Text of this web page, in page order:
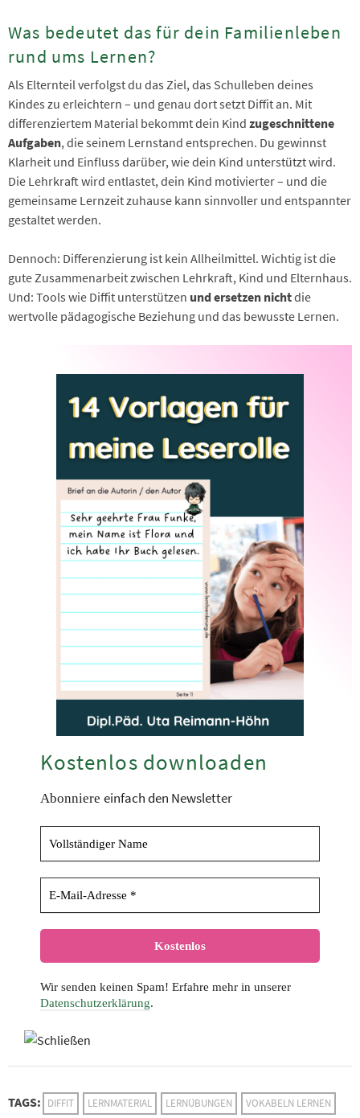
Was bedeutet das für dein Familienleben
rund ums Lernen?
Als Elternteil verfolgst du das Ziel, das Schulleben deines
Kindes zu erleichtern – und genau dort setzt Diffit an. Mit
differenziertem Material bekommt dein Kind zugeschnittene
Aufgaben, die seinem Lernstand entsprechen. Du gewinnst
Klarheit und Einfluss darüber, wie dein Kind unterstützt wird.
Die Lehrkraft wird entlastet, dein Kind motivierter – und die
gemeinsame Lernzeit zuhause kann sinnvoller und entspannter
gestaltet werden.
Dennoch: Differenzierung ist kein Allheilmittel. Wichtig ist die
gute Zusammenarbeit zwischen Lehrkraft, Kind und Elternhaus.
Und: Tools wie Diffit unterstützen und ersetzen nichtdie
wertvolle pädagogische Beziehung und das bewusste Lernen.
Kostenlos downloaden
Abonniere einfach den Newsletter
Wir senden keinen Spam! Erfahre mehr in unserer
Datenschutzerklärung.
TAGS: DIFFIT LERNMATERIAL LERNÜBUNGEN VOKABELN LERNEN